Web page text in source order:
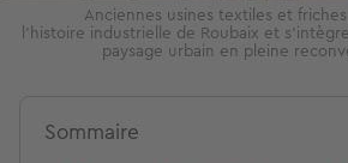
Anciennes usines textiles et
l’histoire industrielle de Roubaix et
paysage urbain en pleine
Sommaire